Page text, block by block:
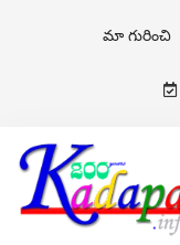
మా గురించి